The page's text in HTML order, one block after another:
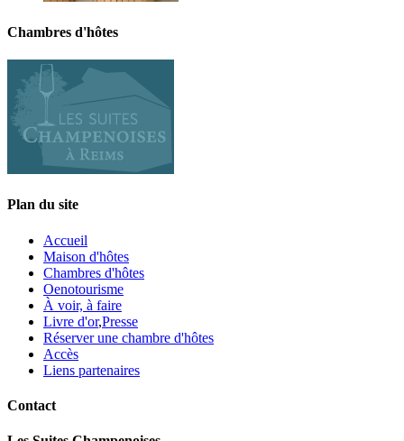
Chambres d'hôtes
Plan du site
Accueil
Maison d'hôtes
Chambres d'hôtes
Oenotourisme
À voir, à faire
Livre d'or,Presse
Réserver une chambre d'hôtes
Accès
Liens partenaires
Contact